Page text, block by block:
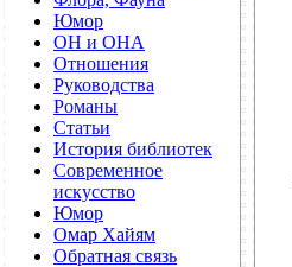
Юмор
ОН и ОНА
Отношения
Руководства
Романы
Статьи
История библиотек
Современное
искусство
Юмор
Омар Хайям
Обратная связь